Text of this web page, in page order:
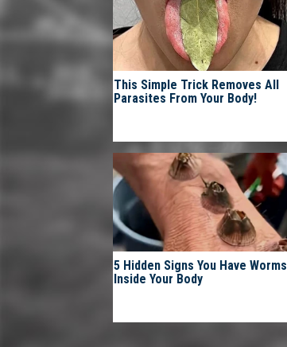
This Simple Trick Removes All
Parasites From Your Body!
5 Hidden Signs You Have Worms
Inside Your Body